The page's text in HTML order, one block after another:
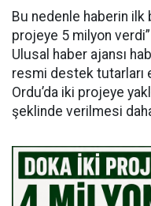
Bu nedenle haberin ilk
projeye 5 milyon
Ulusal haber ajansı
resmi destek tutarları
Ordu’da iki projeye
şeklinde verilmesi